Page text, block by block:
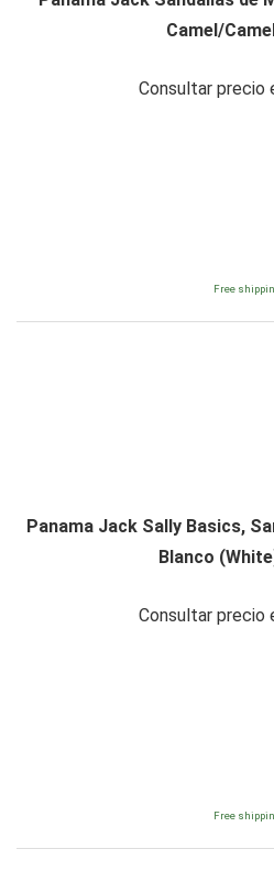
Camel/
Consultar precio
Free
Panama Jack Sally Basics,
Blanco
Consultar precio
Free